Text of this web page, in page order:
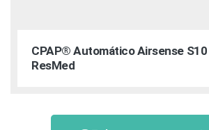
CPAP® Automático Airsense
ResMed